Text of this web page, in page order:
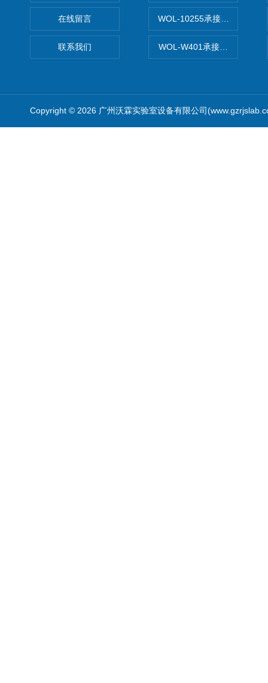
在线留言
联系我们
WOL-10255承接清远电子
WOL-W401承接食品QS认
Copyright © 2026 广州沃霖实验室设备有限公司